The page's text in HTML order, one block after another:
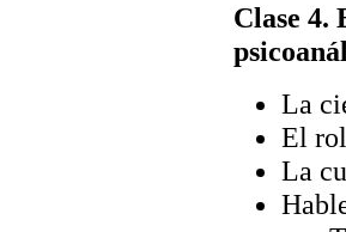
Clase 4.
La
El
La